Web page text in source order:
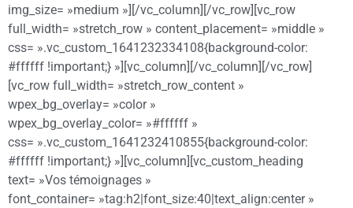
img_size= »medium »][/vc_column][/vc_row][vc_row
full_width= »stretch_row » content_placement= »middle »
css= ».vc_custom_1641232334108{background-color:
#ffffff !important;} »][vc_column][/vc_column][/vc_row]
[vc_row full_width= »stretch_row_content »
wpex_bg_overlay= »color »
wpex_bg_overlay_color= »#ffffff »
css= ».vc_custom_1641232410855{background-color:
#ffffff !important;} »][vc_column][vc_custom_heading
text= »Vos témoignages »
font_container= »tag:h2|font_size:40|text_align:center »